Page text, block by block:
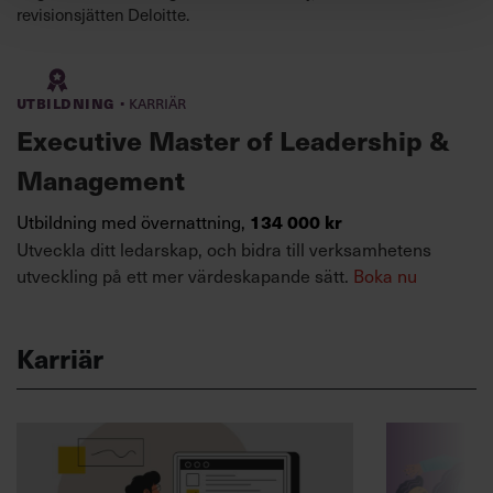
revisionsjätten Deloitte.
Utbildning · Karriär
Executive Master of Leadership &
Management
Utbildning med övernattning, 134 000 kr
Utveckla ditt ledarskap, och bidra till verksamhetens
utveckling på ett mer värdeskapande sätt. Boka nu
Karriär